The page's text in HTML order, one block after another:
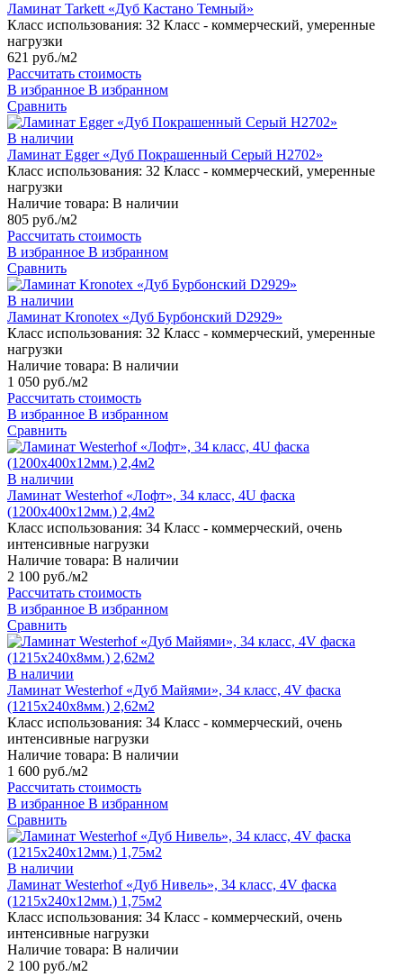
Ламинат Tarkett «Дуб Кастано Темный»
Класс использования: 32 Класс - коммерческий, умеренные
нагрузки
621 руб./м2
Рассчитать стоимость
В избранное В избранном
Сравнить
В наличии
Ламинат Egger «Дуб Покрашенный Серый H2702»
Класс использования: 32 Класс - коммерческий, умеренные
нагрузки
Наличие товара: В наличии
805 руб./м2
Рассчитать стоимость
В избранное В избранном
Сравнить
В наличии
Ламинат Kronotex «Дуб Бурбонский D2929»
Класс использования: 32 Класс - коммерческий, умеренные
нагрузки
Наличие товара: В наличии
1 050 руб./м2
Рассчитать стоимость
В избранное В избранном
Сравнить
В наличии
Ламинат Westerhof «Лофт», 34 класс, 4U фаска
(1200х400х12мм.) 2,4м2
Класс использования: 34 Класс - коммерческий, очень
интенсивные нагрузки
Наличие товара: В наличии
2 100 руб./м2
Рассчитать стоимость
В избранное В избранном
Сравнить
В наличии
Ламинат Westerhof «Дуб Майями», 34 класс, 4V фаска
(1215х240х8мм.) 2,62м2
Класс использования: 34 Класс - коммерческий, очень
интенсивные нагрузки
Наличие товара: В наличии
1 600 руб./м2
Рассчитать стоимость
В избранное В избранном
Сравнить
В наличии
Ламинат Westerhof «Дуб Нивель», 34 класс, 4V фаска
(1215х240х12мм.) 1,75м2
Класс использования: 34 Класс - коммерческий, очень
интенсивные нагрузки
Наличие товара: В наличии
2 100 руб./м2